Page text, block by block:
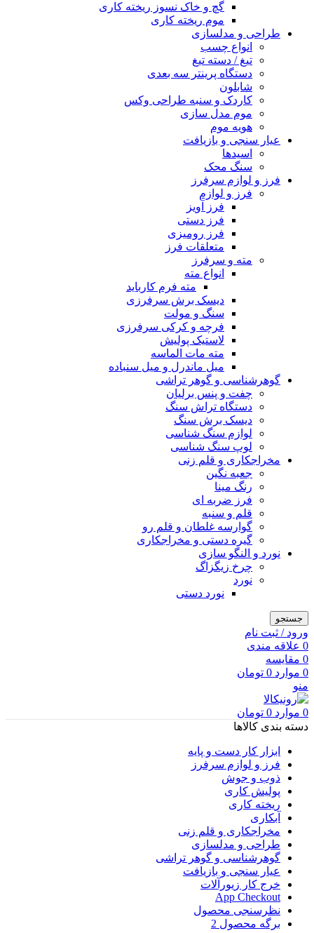
گچ و خاک نسوز ریخته کاری
موم ریخته کاری
طراحی و مدلسازی
انواع چسب
تیغ / دسته تیغ
دستگاه پرینتر سه بعدی
شابلون
کاردک و سنبه طراحی وکس
موم مدل سازی
هویه موم
عیار سنجی و بازیافت
اسیدها
سنگ محک
فرز و لوازم سرفرز
فرز و لوازم
فرز آویز
فرز دستی
فرز رومیزی
متعلقات فرز
مته و سرفرز
انواع مته
مته فرم کارباید
دیسک برش سرفرزی
سنگ و مولت
فرچه و کرکی سرفرزی
لاستیک پولیش
مته مات الماسه
میل ماندرل و میل سنباده
گوهرشناسی و گوهر تراشی
چفت و پنس برلیان
دستگاه تراش سنگ
دیسک برش سنگ
لوازم سنگ شناسی
لوپ سنگ شناسی
مخراجکاری و قلم زنی
جعبه نگین
رنگ مینا
فرز ضربه ای
قلم و سنبه
گوارسه غلطان و قلم رو
گیره دستی و مخراجکاری
نورد و النگو سازی
چرخ زیگزاگ
نورد
نورد دستی
جستجو
ورود / ثبت نام
0 علاقه مندی
0 مقایسه
0 موارد 0 تومان
منو
0 موارد 0 تومان
دسته بندی کالاها
ابزار کار دست و پایه
فرز و لوازم سرفرز
ذوب و جوش
پولیش کاری
ریخته کاری
آبکاری
مخراجکاری و قلم زنی
طراحی و مدلسازی
گوهرشناسی و گوهر تراشی
عیار سنجی و بازیافت
خرج کار زیورآلات
App Checkout
نظرسنجی محصول
برگه محصول 2